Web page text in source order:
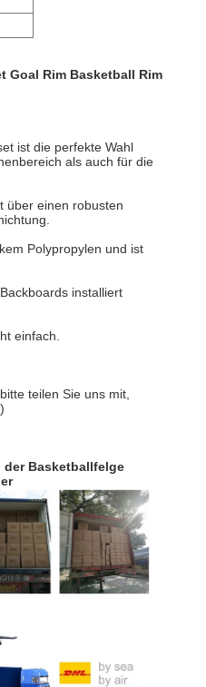
Goal Rim Basketball Rim
ist die perfekte Wahl
als auch für die
über einen robusten
Polypropylen und ist
installiert
einfach.
teilen Sie uns mit,
Basketballfelge